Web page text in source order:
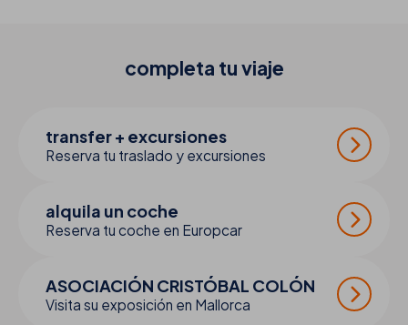
completa tuviaje
transfer + excursiones
Reserva tu traslado y excursiones
alquila un coche
Reserva tu coche en Europcar
ASOCIACIÓN CRISTÓBAL COLÓN
Visita su exposición en Mallorca